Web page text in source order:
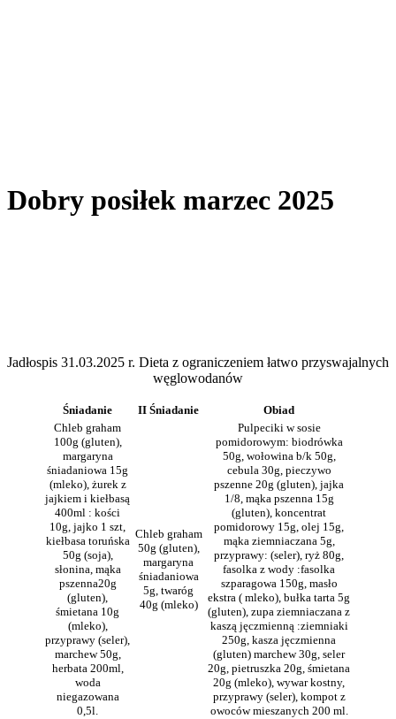
Dobry posiłek marzec 2025
Jadłospis 31.03.2025 r. Dieta z ograniczeniem łatwo przyswajalnych
węglowodanów
Śniadanie II Śniadanie
Obiad
Chleb graham
100g (gluten),
margaryna
śniadaniowa 15g
(mleko), żurek z
jajkiem i kiełbasą
400ml : kości
10g, jajko 1 szt,
kiełbasa toruńska
50g (soja),
słonina, mąka
pszenna20g
(gluten),
śmietana 10g
(mleko),
przyprawy (seler),
marchew 50g,
herbata 200ml,
woda
niegazowana
0,5l.
Chleb graham
50g (gluten),
margaryna
śniadaniowa
5g, twaróg
40g (mleko)
Pulpeciki w sosie
pomidorowym: biodrówka
50g, wołowina b/k 50g,
cebula 30g, pieczywo
pszenne 20g (gluten), jajka
1/8, mąka pszenna 15g
(gluten), koncentrat
pomidorowy 15g, olej 15g,
mąka ziemniaczana 5g,
przyprawy: (seler), ryż 80g,
fasolka z wody :fasolka
szparagowa 150g, masło
ekstra ( mleko), bułka tarta 5g
(gluten), zupa ziemniaczana z
kaszą jęczmienną :ziemniaki
250g, kasza jęczmienna
(gluten) marchew 30g, seler
20g, pietruszka 20g, śmietana
20g (mleko), wywar kostny,
przyprawy (seler), kompot z
owoców mieszanych 200 ml.